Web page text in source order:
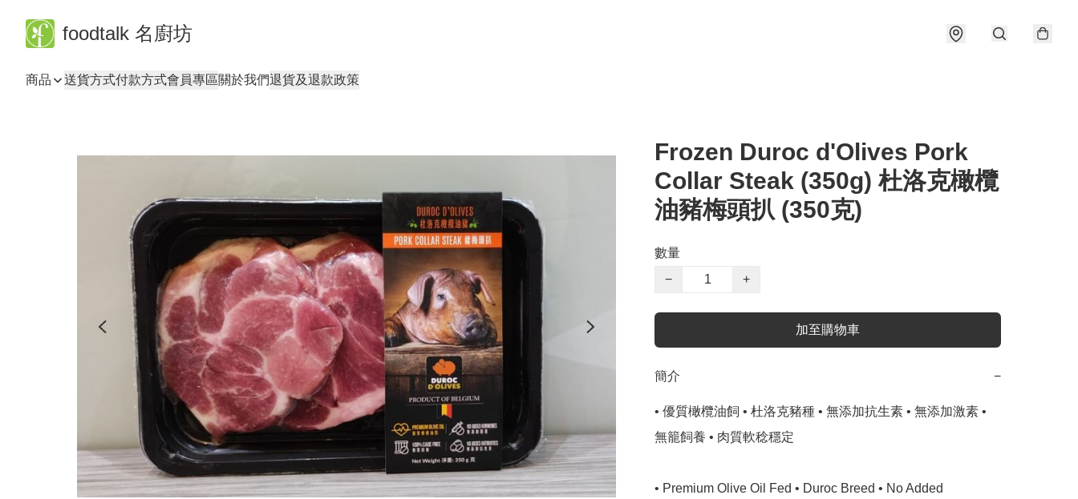
foodtalk 名廚坊
商品 送貨方式付款方式會員專區關於我們退貨及退款政策
Frozen Duroc d'Olives Pork
Collar Steak (350g) 杜洛克橄欖
油豬梅頭扒 (350克)
數量
−
+
加至購物車
簡介 −
• 優質橄欖油飼 • 杜洛克豬種 • 無添加抗生素 • 無添加激素 •
無籠飼養 • 肉質軟稔穩定
• Premium Olive Oil Fed • Duroc Breed • No Added